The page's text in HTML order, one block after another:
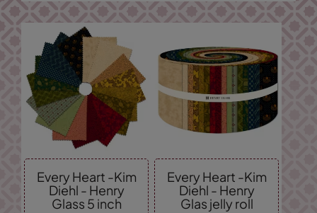
Every Heart -Kim
Diehl - Henry
Glass 5 inch
Every Heart -Kim
Diehl - Henry
Glas jelly roll